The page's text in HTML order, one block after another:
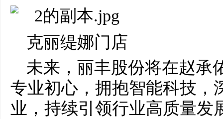
克丽缇娜门店
未来，丽丰股份将在赵承
专业初心，拥抱智能科技，
业，持续引领行业高质量发